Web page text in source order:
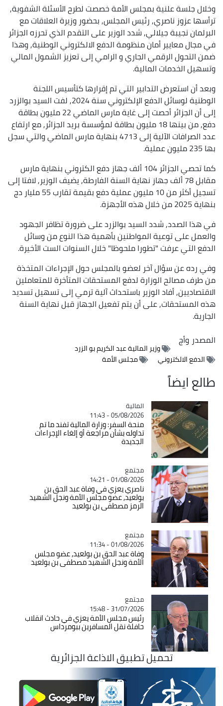
وخلال جلسة علنية بمجلس الأمة خصصت لطرح الأسئلة الشفوية,
ترأسها عزوز ناصري, رئيس المجلس, بحضور وزيرة العلاقات مع
البرلمان نجيبة جيلالي, شدد الوزير على التقدم الذي تحرزه الجزائر
في مجال معايير أمان منظومة الدفع الالكتروني الوطنية, وهذا
ضمن التحول الرقمي الجاري و الرامي إلى تعزيز الشمول المالي
وتسهيل الخدمات المالية.
وبعد أن استعرض التدابير التي تم إقرارها كتأسيس اللجنة
الوطنية لوسائل الدفع الإلكتروني سنة 2024, لفت السيد بوالزرد
إلى أن الجزائر أحصت إلى غاية مارس الماضي 22 مليون بطاقة
دفع, من بينها 18 مليون بطاقة لمؤسسة بريد الجزائر, مع ارتفاع
عدد الصرافات الآلية إلى 4713 بنهاية مارس الماضي والتي سجل
بها 235 مليون عملية.
كما تحصي الجزائر 104 ألف جهاز دفع الكتروني بنهاية مارس
مقابل 78 ألف جهاز نهاية السنة الفارطة, يضيف الوزير, لافتا إلى
تسجيل أكثر من 10 مليون عملية دفع بقيمة تقارب 55 مليار دج
بنهاية 2025 من خلال هذه الأجهزة.
في هذا الصدد, شدد السيد بوالزرد على ضرورة تظافر الجهود
والعمل على توعية المواطنين بأهمية هذا النوع من وسائل
الدفع التي عرفت "تطورا ملحوظا" خلال السنوات الست الأخيرة.
وفي رده عن سؤال آخر لعضو بالمجلس حول الإجراءات المتخذة
من طرف مصالح الوزارة لدفع المستحقات المتأخرة للمتعاملين
الاقتصاديين, أفاد الوزير باستحداث آلية ترمي إلى تسهيل تسديد
هذه المستحقات, على أن يتم تفعيل الجهاز قبل نهاية السنة
الجارية.
المصدروأج
وزير المالية عبد الكريم بو الزرد
الدفع الالكتروني
مجلس الأمة
طالع ايضاً
Catégorie
المالية
05/08/2026 - 11:43
منحة السفر: وزارة المالية تفند ما تم
تداوله بشأن مراجعة أو إلغاء الإجراءات
الجديدة
Catégorie
مجتمع
01/08/2026 - 14:21
ناصري يعزي في وفاة عبد الحق بن
بولعيد, عضو مجلس الأمة ونجل الشهيد
الرمز مصطفى بن بولعيد
Catégorie
مجتمع
01/08/2026 - 11:34
وفاة عبد الحق بن بولعيد, عضو مجلس
الأمة ونجل الشهيد مصطفى بن بولعيد
Catégorie
مجتمع
31/07/2026 - 15:48
رئيس مجلس الأمة يعزي في حادث انقلاب
حافلة نقل المسافرين ببومرداس
تحميل تطبيق الاذاعة الجزائرية